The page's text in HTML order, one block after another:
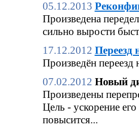
05.12.2013
Произведена
сильно вырости
17.12.2012 Переезд
Произведён переезд
07.02.2012 Новый
Произведены
Цель - ускорение
повысится...